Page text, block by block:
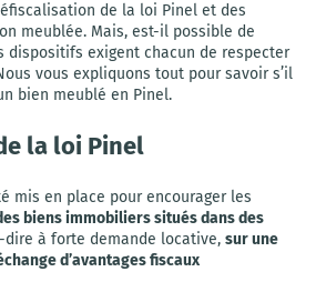
de la loi Pinel et des
meublée. Mais, est-il possible de
dispositifs exigent chacun de respecter
vous expliquons tout pour savoir s’il
bien meublé en Pinel.
la loi Pinel
mis en place pour encourager les
biens immobiliers situés dans des
dire à forte demande locative, sur une
d’avantages fiscaux